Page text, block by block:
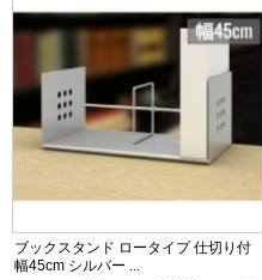
ブックスタンド ロータイプ 仕切り付
幅45cm シルバー ...